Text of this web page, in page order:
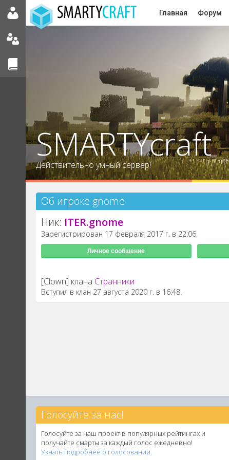
Главная Форум
SMARTYcraft
Действительно умный сервер!
Об игроке gnome
Ник: ITER.gnome
Зарегистрирован 17 февраля 2017 г. в 22:06.
Личное сообщение
[Clown] клана Странники
Вступил в клан 27 августа 2020 г. в 16:48.
Голосуйте за нас!
Голосуйте за наш проект в популярных рейтингах и
получайте смарты за каждый голос ежедневно!
Узнать подробнее о голосовании.